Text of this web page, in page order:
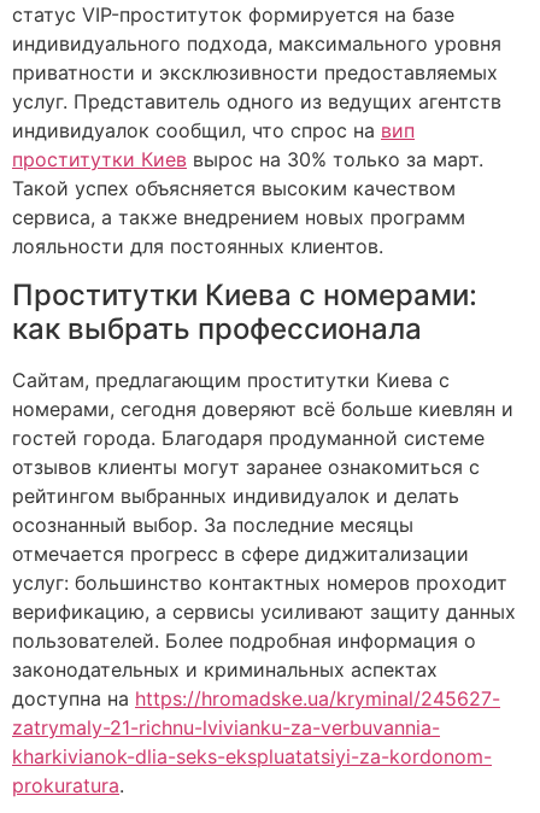
статус VIP-проституток формируется на базе
индивидуального подхода, максимального уровня
приватности и эксклюзивности предоставляемых
услуг. Представитель одного из ведущих агентств
индивидуалок сообщил, что спрос на вип
проститутки Киев вырос на 30% только за март.
Такой успех объясняется высоким качеством
сервиса, а также внедрением новых программ
лояльности для постоянных клиентов.
Проститутки Киева с номерами:
как выбрать профессионала
Сайтам, предлагающим проститутки Киева с
номерами, сегодня доверяют всё больше киевлян и
гостей города. Благодаря продуманной системе
отзывов клиенты могут заранее ознакомиться с
рейтингом выбранных индивидуалок и делать
осознанный выбор. За последние месяцы
отмечается прогресс в сфере диджитализации
услуг: большинство контактных номеров проходит
верификацию, а сервисы усиливают защиту данных
пользователей. Более подробная информация о
законодательных и криминальных аспектах
доступна на https://hromadske.ua/kryminal/245627-
zatrymaly-21-richnu-lvivianku-za-verbuvannia-
kharkivianok-dlia-seks-ekspluatatsiyi-za-kordonom-
prokuratura.